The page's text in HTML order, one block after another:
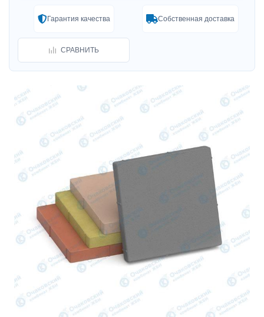
Гарантия качества Собственная доставка
СРАВНИТЬ